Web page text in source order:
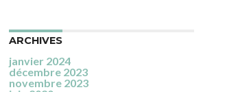
ARCHIVES
janvier 2024
décembre 2023
novembre 2023